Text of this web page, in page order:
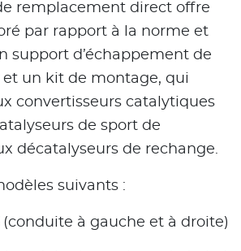
remplacement direct offre
par rapport à la norme et
support d’échappement de
un kit de montage, qui
convertisseurs catalytiques
de sport de
décatalyseurs de rechange.
suivants :
(conduite à gauche et à droite)